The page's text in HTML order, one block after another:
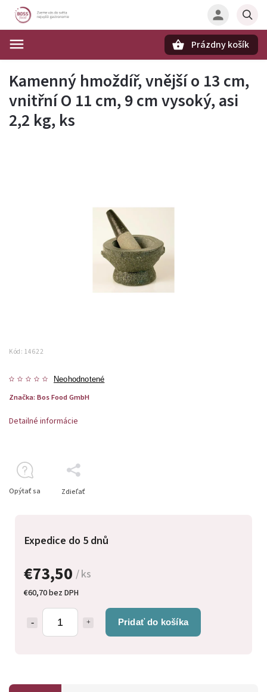
Prázdny košík
Kamenný hmoždíř, vnější o 13 cm,
vnitřní O 11 cm, 9 cm vysoký, asi
2,2 kg, ks
Kód: 14622
Neohodnotené
Značka: Bos Food GmbH
€73,50 / ks
€60,70 bez DPH
Pridať do košíka
Expedice do 5 dnů
Detailné informácie
Opýtať sa Zdieľať